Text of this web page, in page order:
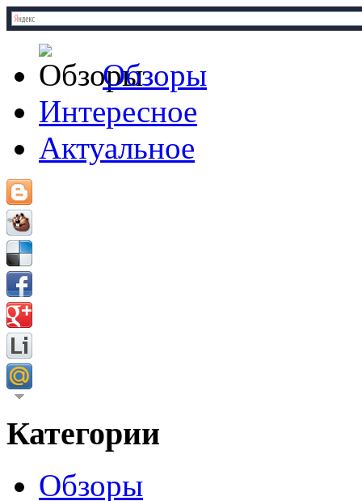
Обзоры
Интересное
Актуальное
Категории
Обзоры